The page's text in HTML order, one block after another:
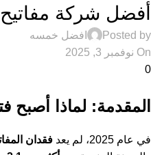
أفضل شركة مفاتيح
Posted by
افضل خمسه
On نوفمبر 3, 2025
0
المقدمة: لماذا أصبح
في عام 2025، لم يعد فقدان